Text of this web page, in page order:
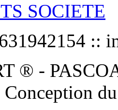
SOCIETE
::
® -